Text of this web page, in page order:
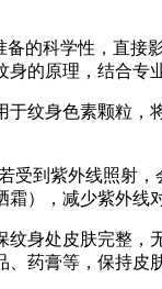
的科学性，直
的原理，结合
纹身色素颗粒
受到紫外线照射
），减少紫外线
身处皮肤完整
药膏等，保持皮